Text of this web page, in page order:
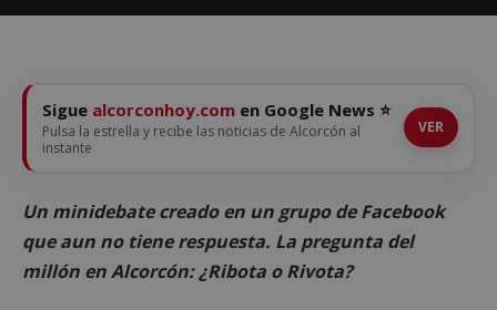
Sigue alcorconhoy.com en Google News ⭐
Pulsa la estrella y recibe las noticias de Alcorcón al
instante
VER
Un minidebate creado en un grupo de Facebook
que aun no tiene respuesta. La pregunta del
millón en Alcorcón: ¿Ribota o Rivota?